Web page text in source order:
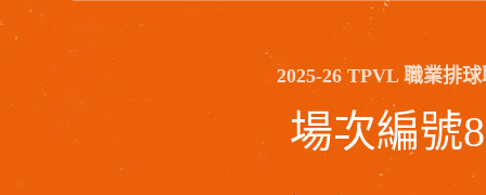
2025-26 TPVL 職業排
場次編號